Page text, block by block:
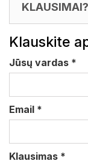
KLAUSIMAI?
Klauskite
Jūsų vardas *
Email *
Klausimas *